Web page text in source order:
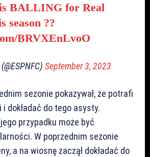
BALLING for Real
season ?‍?
BRVXEnLvoO
September 3, 2023
sezonie pokazywał, że potrafi
dokładać do tego asysty.
przypadku może być
W poprzednim sezonie
a na wiosnę zaczął dokładać do